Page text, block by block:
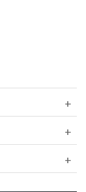
+
+
+